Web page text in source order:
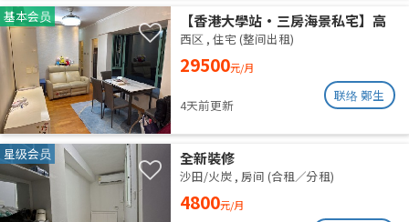
基本会员
【香港大學站•三房海景私宅】高
層山海雙景 港大近在咫尺 即住配置
免佣業主盤
西区 , 住宅 (整间出租)
29500元/月
4天前更新
联络 鄭生
星级会员 全新裝修
沙田/火炭 , 房间 (合租／分租)
4800元/月